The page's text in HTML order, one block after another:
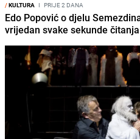
/KULTURA I PRIJE 2 DANA
Edo Popović o djelu
vrijedan svake sekunde čitanja